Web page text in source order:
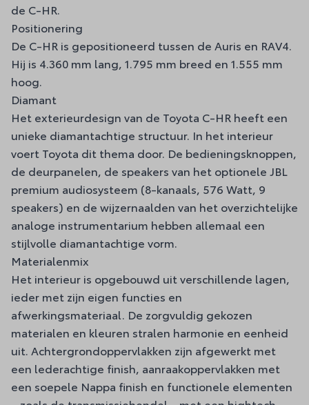
de C-HR.
Positionering
De C-HR is gepositioneerd tussen de Auris en RAV4.
Hij is 4.360 mm lang, 1.795 mm breed en 1.555 mm
hoog.
Diamant
Het exterieurdesign van de Toyota C-HR heeft een
unieke diamantachtige structuur. In het interieur
voert Toyota dit thema door. De bedieningsknoppen,
de deurpanelen, de speakers van het optionele JBL
premium audiosysteem (8-kanaals, 576 Watt, 9
speakers) en de wijzernaalden van het overzichtelijke
analoge instrumentarium hebben allemaal een
stijlvolle diamantachtige vorm.
Materialenmix
Het interieur is opgebouwd uit verschillende lagen,
ieder met zijn eigen functies en
afwerkingsmateriaal. De zorgvuldig gekozen
materialen en kleuren stralen harmonie en eenheid
uit. Achtergrondoppervlakken zijn afgewerkt met
een lederachtige finish, aanraakoppervlakken met
een soepele Nappa finish en functionele elementen